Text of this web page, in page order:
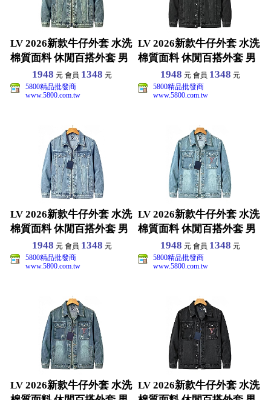
LV 2026新款牛仔外套 水洗
棉質面料 休閒百搭外套 男
女同款 S-
1948 元 會員 1348 元
5800精品批發商
www.5800.com.tw
LV 2026新款牛仔外套 水洗
棉質面料 休閒百搭外套 男
女同款 S-
1948 元 會員 1348 元
5800精品批發商
www.5800.com.tw
LV 2026新款牛仔外套 水洗
棉質面料 休閒百搭外套 男
女同款 S-
1948 元 會員 1348 元
5800精品批發商
www.5800.com.tw
LV 2026新款牛仔外套 水洗
棉質面料 休閒百搭外套 男
女同款 S-
1948 元 會員 1348 元
5800精品批發商
www.5800.com.tw
LV 2026新款牛仔外套 水洗 LV 2026新款牛仔外套 水洗